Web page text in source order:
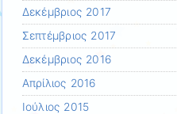
Δεκέμβριος 2017
Σεπτέμβριος 2017
Δεκέμβριος 2016
Απρίλιος 2016
Ιούλιος 2015